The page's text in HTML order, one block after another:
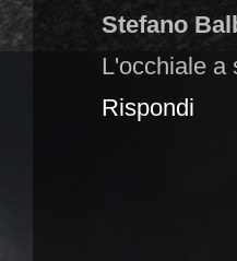
Stefano
L'occhiale a
Rispondi